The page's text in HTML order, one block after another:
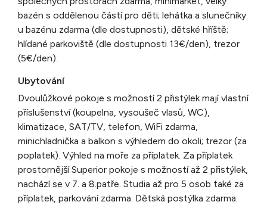
bazén s oddělenou částí pro děti; lehátka a slunečníky
u bazénu zdarma (dle dostupnosti), dětské hříště;
hlídané parkoviště (dle dostupnosti 13€/den), trezor
(5€/den).
Ubytování
Dvoulůžkové pokoje s možností 2 přistýlek mají vlastní
příslušenství (koupelna, vysoušeč vlasů, WC),
klimatizace, SAT/TV, telefon, WiFi zdarma,
minichladnička a balkon s výhledem do okoli; trezor (za
poplatek). Výhled na moře za příplatek. Za příplatek
prostornější Superior pokoje s možností až 2 přistýlek,
nachází se v 7. a 8.patře. Studia až pro 5 osob také za
příplatek, parkování zdarma. Dětská postýlka zdarma.